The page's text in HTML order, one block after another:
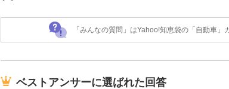
「みんなの質問」はYahoo!知恵袋の「自動車」
ベストアンサーに選ばれた回答